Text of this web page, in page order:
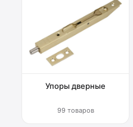
Упоры дверные
99 товаров